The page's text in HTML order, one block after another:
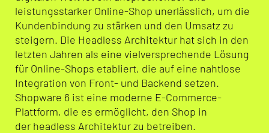
leistungsstarker Online-Shop unerlässlich, um die
Kundenbindung zu stärken und den Umsatz zu
steigern. Die Headless Architektur hat sich in den
letzten Jahren als eine vielversprechende Lösung
für Online-Shops etabliert, die auf eine nahtlose
Integration von Front- und Backend setzen.
Shopware 6 ist eine moderne E-Commerce-
Plattform, die es ermöglicht, den Shop in
der headless Architektur zu betreiben.